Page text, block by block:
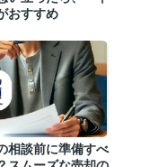
おすすめ
相談前に準備すべ